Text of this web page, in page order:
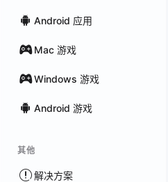
Android 应用
Mac 游戏
Windows 游戏
Android 游戏
其他
解决方案